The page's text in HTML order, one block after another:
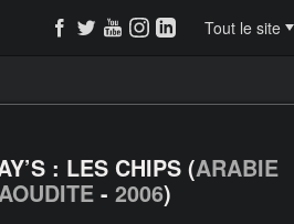
Tout le site
: LES CHIPS (ARABIE
- 2006)